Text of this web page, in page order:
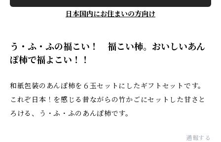
日本国内にお住まいの方向け
う・ふ・ふの福こい！ 福こい柿。おいしいあん
ぽ柿で福よこい！！
和紙包装のあんぽ柿を６玉セットにしたギフトセットです。
これぞ日本！を感じる昔ながらの竹かごにセットした甘さと
ろける、う・ふ・ふのあんぽ柿です。
通報する